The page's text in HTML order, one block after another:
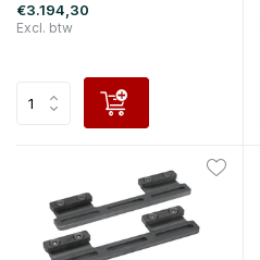
€3.194,30
Excl. btw